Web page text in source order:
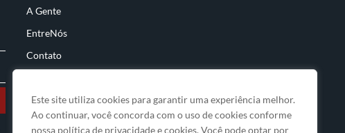
Este site utiliza cookies para garantir uma experiência melhor.
Ao continuar, você concorda com o uso de cookies conforme
nossa política de privacidade e cookies. Você pode optar por
A Gente
EntreNós
Contato